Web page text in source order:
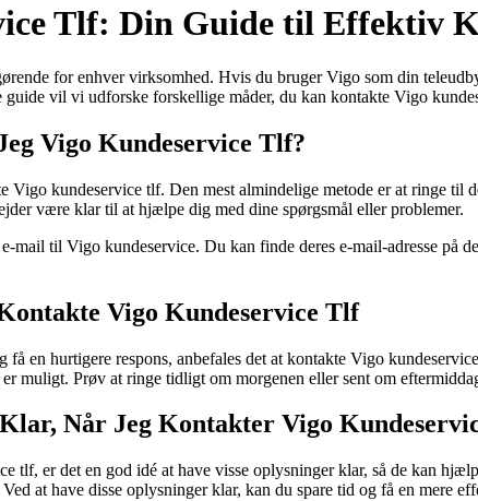
Tlf: Din Guide til Effektiv
for enhver virksomhed. Hvis du bruger Vigo som din
guide vil vi udforske forskellige måder, du kan kontakte Vigo
Vigo Kundeservice Tlf?
Vigo kundeservice tlf. Den mest almindelige metode er at ringe
være klar til at hjælpe dig med dine spørgsmål eller problemer.
mail til Vigo kundeservice. Du kan finde deres e-mail-adresse på
Vigo Kundeservice Tlf
en hurtigere respons, anbefales det at kontakte Vigo
muligt. Prøv at ringe tidligt om morgenen eller sent om
Når Jeg Kontakter Vigo
tlf, er det en god idé at have visse oplysninger klar, så de kan
at have disse oplysninger klar, kan du spare tid og få en mere